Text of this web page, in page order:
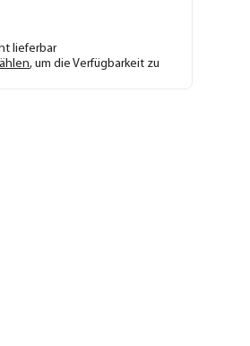
lieferbar
, um die Verfügbarkeit zu